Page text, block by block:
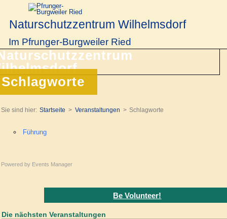
Naturschutzzentrum Wilhelmsdorf
Im Pfrunger-Burgweiler Ried
Schlagworte
Sie sind hier: Startseite Veranstaltungen Schlagworte
Führung
Powered by Events Manager
Be Volunteer!
Die nächsten Veranstaltungen